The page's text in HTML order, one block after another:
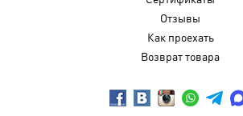
Отзывы
Как проехать
Возврат товара